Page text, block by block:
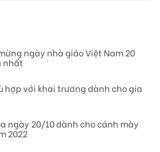
ngày nhà giáo Việt Nam 20
nhất
hợp với khai trương dành cho gia
ngày 20/10 dành cho cánh mày
2022